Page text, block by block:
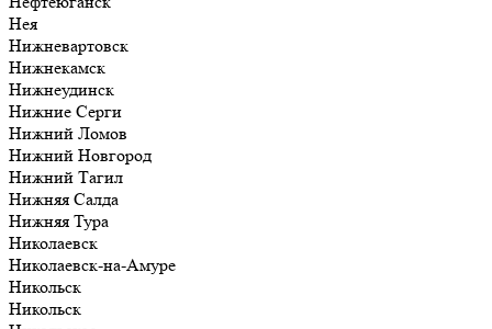
Нея
Нижневартовск
Нижнекамск
Нижнеудинск
Нижние Серги
Нижний Ломов
Нижний Новгород
Нижний Тагил
Нижняя Салда
Нижняя Тура
Николаевск
Николаевск-на-Амуре
Никольск
Никольск